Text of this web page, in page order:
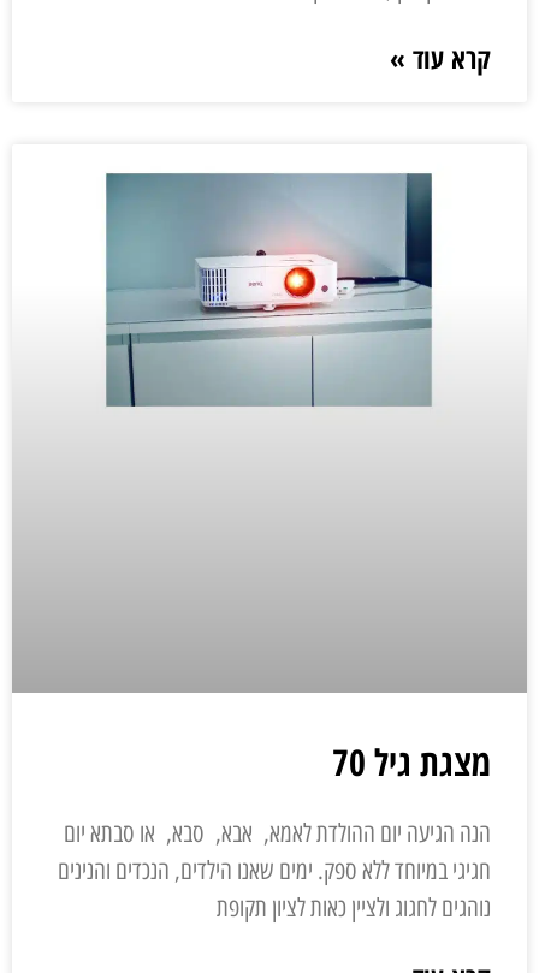
קרא עוד »
מצגת גיל 70
הנה הגיעה יום ההולדת לאמא, אבא, סבא, או סבתא יום
חגיגי במיוחד ללא ספק. ימים שאנו הילדים, הנכדים והנינים
נוהגים לחגוג ולציין כאות לציון תקופת